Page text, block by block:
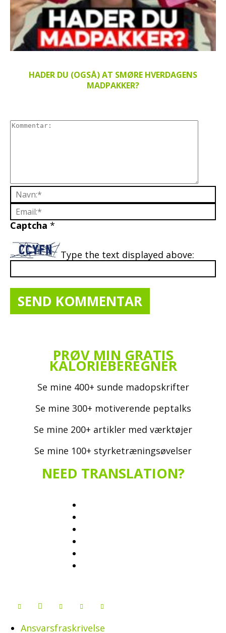
HADER DU (OGSÅ) AT SMØRE HVERDAGENS
MADPAKKER?
Captcha *
Type the text displayed above:
PRØV MIN GRATIS
KALORIEBEREGNER
Se mine 400+ sunde madopskrifter
Se mine 300+ motiverende peptalks
Se mine 200+ artikler med værktøjer
Se mine 100+ styrketræningsøvelser
NEED TRANSLATION?
Ansvarsfraskrivelse